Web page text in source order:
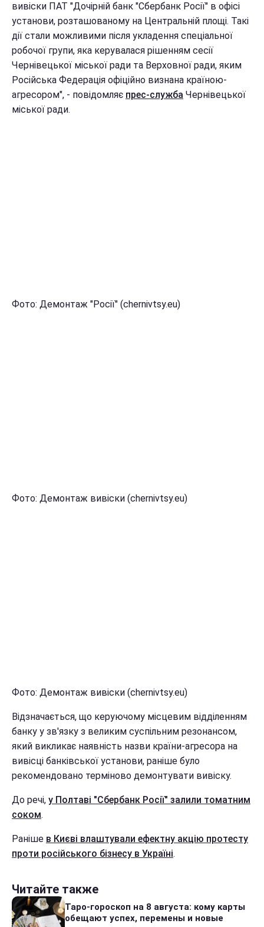
вивіски ПАТ "Дочірній банк "Сбербанк Росії" в офісі
установи, розташованому на Центральній площі. Такі
дії стали можливими після укладення спеціальної
робочої групи, яка керувалася рішенням сесії
Чернівецької міської ради та Верховної ради, яким
Російська Федерація офіційно визнана країною-
агресором", - повідомляє прес-служба Чернівецької
міської ради.
Фото: Демонтаж "Росії" (chernivtsy.eu)
Фото: Демонтаж вивіски (chernivtsy.eu)
Фото: Демонтаж вивіски (chernivtsy.eu)
Відзначається, що керуючому місцевим відділенням
банку у зв'язку з великим суспільним резонансом,
який викликає наявність назви країни-агресора на
вивісці банківської установи, раніше було
рекомендовано терміново демонтувати вивіску.
До речі, у Полтаві "Сбербанк Росії" залили томатним
соком.
Раніше в Києві влаштували ефектну акцію протесту
проти російського бізнесу в Україні.
Читайте также
Таро-гороскоп на 8 августа: кому карты
обещают успех, перемены и новые